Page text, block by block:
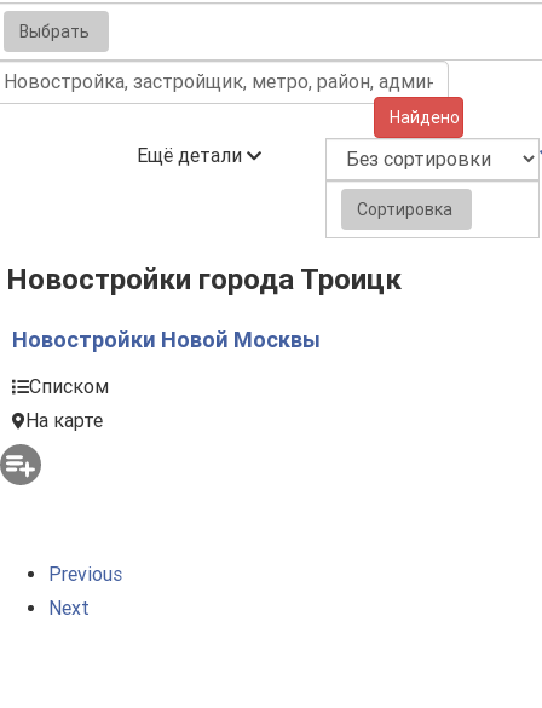
Выбрать
Найдено (105)
Ещё детали
Сортировка
Новостройки города Троицк
Новостройки Новой Москвы
Списком
На карте
Previous
Next